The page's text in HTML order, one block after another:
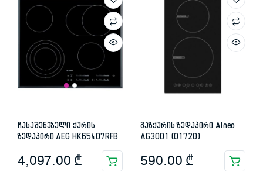
ჩასაშენებელი ქურის
ზედაპირი AEG HK65407RFB
4,097.00 ₾
გაზქურის ზედაპირი Alneo
AG3001 (01720)
590.00 ₾